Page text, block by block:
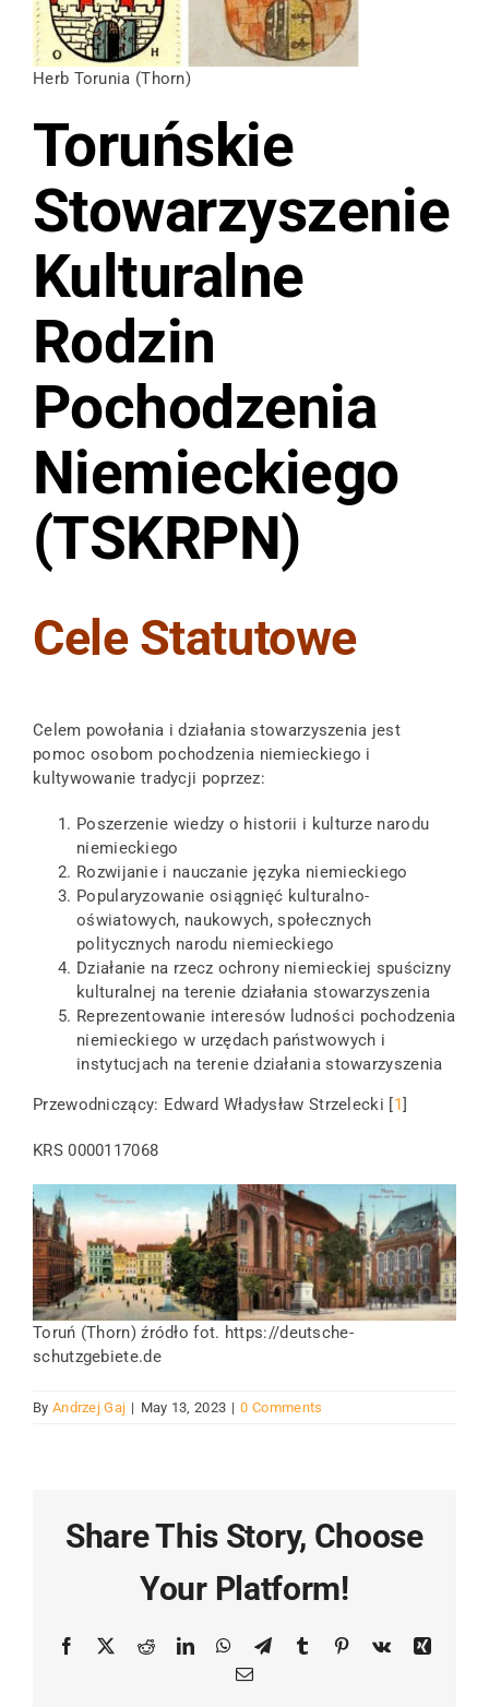
Herb Torunia (Thorn)
Toruńskie
Stowarzyszenie
Kulturalne
Rodzin
Pochodzenia
Niemieckiego
(TSKRPN)
Cele Statutowe
Celem powołania i działania stowarzyszenia jest
pomoc osobom pochodzenia niemieckiego i
kultywowanie tradycji poprzez:
Poszerzenie wiedzy o historii i kulturze narodu
niemieckiego
Rozwijanie i nauczanie języka niemieckiego
Popularyzowanie osiągnięć kulturalno-
oświatowych, naukowych, społecznych
politycznych narodu niemieckiego
Działanie na rzecz ochrony niemieckiej spuścizny
kulturalnej na terenie działania stowarzyszenia
Reprezentowanie interesów ludności pochodzenia
niemieckiego w urzędach państwowych i
instytucjach na terenie działania stowarzyszenia
Przewodniczący: Edward Władysław Strzelecki [1]
KRS 0000117068
Toruń (Thorn) źródło fot. https://deutsche-
schutzgebiete.de
By Andrzej Gaj | May 13, 2023 | 0 Comments
Share This Story, Choose
Your Platform!
Facebook RedditLinkedInWhatsApp
TelegramTumblr Pinterest
Vk
Xing
Email